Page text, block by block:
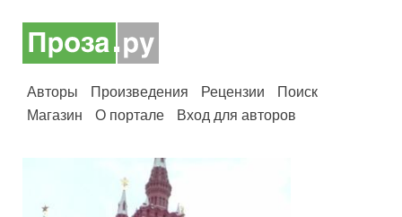
Авторы Произведения Рецензии
Поиск
Магазин
О портале Вход для авторов